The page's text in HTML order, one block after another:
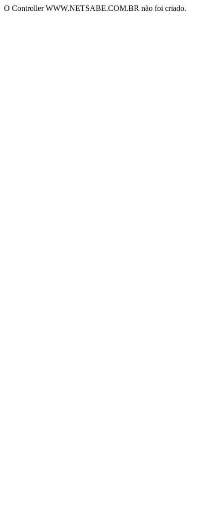
O Controller WWW.NETSABE.COM.BR não foi criado.